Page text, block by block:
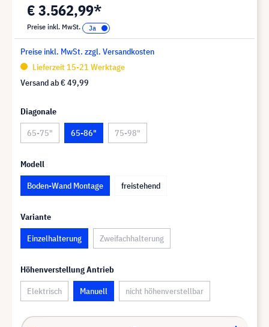
€ 3.562,99*
Preise inkl. MwSt.
Preise inkl. MwSt. zzgl. Versandkosten
Lieferzeit 15-21 Werktage
Versand ab€ 49,99
Diagonale
65-75"
65-86" 75-98"
Modell
Boden-Wand Montage
freistehend
Variante
Einzelhalterung
Zweifachhalterung
Höhenverstellung Antrieb
Elektrisch
Manuell nicht höhenverstellbar